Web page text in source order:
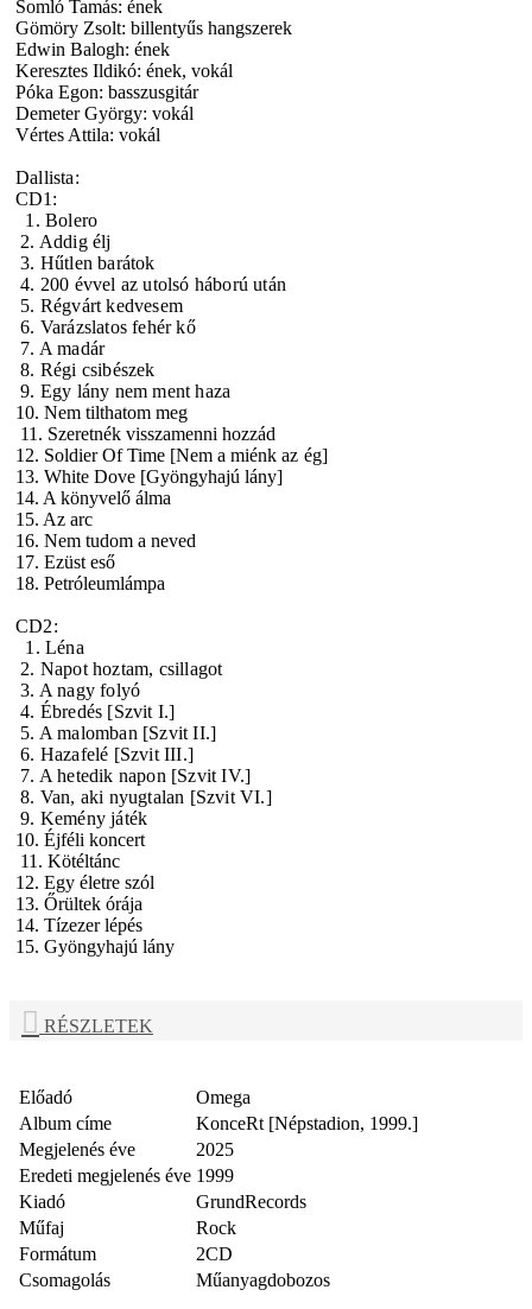
Somló Tamás: ének
Gömöry Zsolt: billentyűs hangszerek
Edwin Balogh: ének
Keresztes Ildikó: ének, vokál
Póka Egon: basszusgitár
Demeter György: vokál
Vértes Attila: vokál
Dallista:
CD1:
1. Bolero
2. Addig élj
3. Hűtlen barátok
4. 200 évvel az utolsó háború után
5. Régvárt kedvesem
6. Varázslatos fehér kő
7. A madár
8. Régi csibészek
9. Egy lány nem ment haza
10. Nem tilthatom meg
11. Szeretnék visszamenni hozzád
12. Soldier Of Time [Nem a miénk az ég]
13. White Dove [Gyöngyhajú lány]
14. A könyvelő álma
15. Az arc
16. Nem tudom a neved
17. Ezüst eső
18. Petróleumlámpa
CD2:
1. Léna
2. Napot hoztam, csillagot
3. A nagy folyó
4. Ébredés [Szvit I.]
5. A malomban [Szvit II.]
6. Hazafelé [Szvit III.]
7. A hetedik napon [Szvit IV.]
8. Van, aki nyugtalan [Szvit VI.]
9. Kemény játék
10. Éjféli koncert
11. Kötéltánc
12. Egy életre szól
13. Őrültek órája
14. Tízezer lépés
15. Gyöngyhajú lány
RÉSZLETEK
Előadó
Omega
Album címe
KonceRt [Népstadion, 1999.]
Megjelenés éve
2025
Eredeti megjelenés éve 1999
Kiadó
GrundRecords
Műfaj
Rock
Formátum
2CD
Csomagolás
Műanyagdobozos